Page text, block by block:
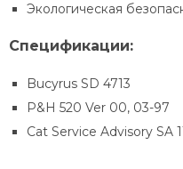
Экологическая
Спецификации:
Bucyrus SD 4713
P&H 520 Ver 00, 03-97
Cat Service Advisory SA